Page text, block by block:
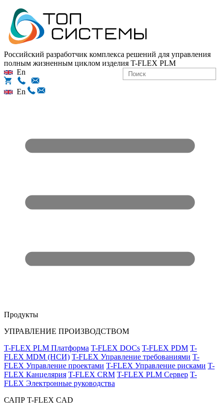
Российский разработчик комплекса решений для управления
полным жизненным циклом изделия T-FLEX PLM
En
En
Продукты
УПРАВЛЕНИЕ ПРОИЗВОДСТВОМ
T-FLEX PLM Платформа T-FLEX DOCs T-FLEX PDM T-
FLEX MDM (НСИ) T-FLEX Управление требованиями T-
FLEX Управление проектами T-FLEX Управление рисками T-
FLEX Канцелярия T-FLEX CRM T-FLEX PLM Сервер T-
FLEX Электронные руководства
САПР T-FLEX CAD